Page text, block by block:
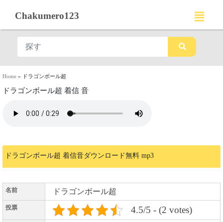
Chakumero123
Home » ドラゴンボール超
ドラゴンボール超 着信 音
ドラゴンボール超 着信音ダウンロード無料 mp3
名前 ドラゴンボール超
投票 4.5/5 - (2 votes)